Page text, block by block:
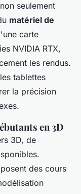
seulement
matériel de
carte
NVIDIA RTX,
les rendus.
tablettes
la précision
en 3D
3D, de
des cours